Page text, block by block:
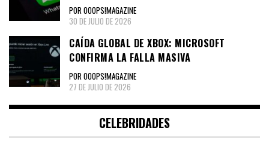
POR OOOPS!MAGAZINE
30 DE JULIO DE 2026
CAÍDA GLOBAL DE XBOX: MICROSOFT
CONFIRMA LA FALLA MASIVA
POR OOOPS!MAGAZINE
27 DE JULIO DE 2026
CELEBRIDADES